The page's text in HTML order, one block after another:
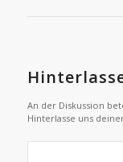
An der Diskussion
Hinterlasse uns